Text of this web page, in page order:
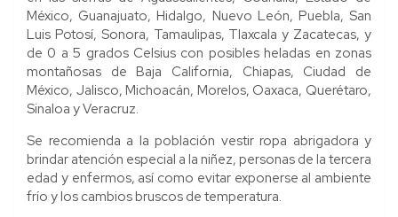
México, Guanajuato, Hidalgo, Nuevo León, Puebla, San
Luis Potosí, Sonora, Tamaulipas, Tlaxcala y Zacatecas, y
de 0 a 5 grados Celsius con posibles heladas en zonas
montañosas de Baja California, Chiapas, Ciudad de
México, Jalisco, Michoacán, Morelos, Oaxaca, Querétaro,
Sinaloa y Veracruz.
Se recomienda a la población vestir ropa abrigadora y
brindar atención especial a la niñez, personas de la tercera
edad y enfermos, así como evitar exponerse al ambiente
frío y los cambios bruscos de temperatura.